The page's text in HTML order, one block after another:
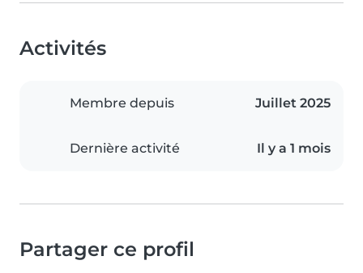
Activités
Membre depuis Juillet 2025
Dernière activité Il y a 1 mois
Partager ce profil